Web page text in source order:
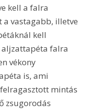
kell a falra
a vastagabb, illetve
kell
aljzattapéta falra
vékony
is, ami
mintás
zsugorodás